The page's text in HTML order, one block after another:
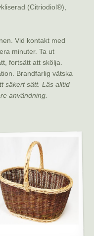
(Citriodiol®),
Vid kontakt med
minuter. Ta ut
fortsätt att skölja.
Brandfarlig vätska
säkert sätt. Läs alltid
användning.